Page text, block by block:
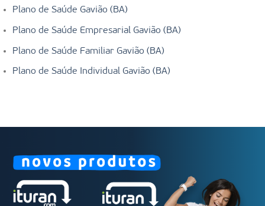
Plano de Saúde Gavião (BA)
Plano de Saúde Empresarial Gavião (BA)
Plano de Saúde Familiar Gavião (BA)
Plano de Saúde Individual Gavião (BA)